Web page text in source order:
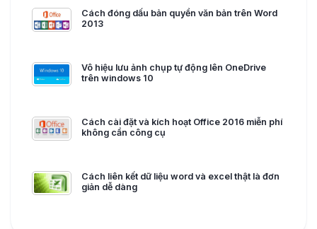
Cách đóng dấu bản quyền văn bản trên Word
2013
Vô hiệu lưu ảnh chụp tự động lên OneDrive
trên windows 10
Cách cài đặt và kích hoạt Office 2016 miễn phí
không cần công cụ
Cách liên kết dữ liệu word và excel thật là đơn
giản dễ dàng